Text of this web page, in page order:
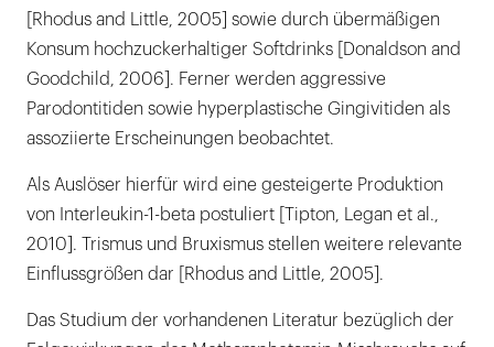
[Rhodus and Little, 2005] sowie durch übermäßigen
Konsum hochzuckerhaltiger Softdrinks [Donaldson and
Goodchild, 2006]. Ferner werden aggressive
Parodontitiden sowie hyperplastische Gingivitiden als
assoziierte Erscheinungen beobachtet.
Als Auslöser hierfür wird eine gesteigerte Produktion
von Interleukin-1-beta postuliert [Tipton, Legan et al.,
2010]. Trismus und Bruxismus stellen weitere relevante
Einflussgrößen dar [Rhodus and Little, 2005].
Das Studium der vorhandenen Literatur bezüglich der